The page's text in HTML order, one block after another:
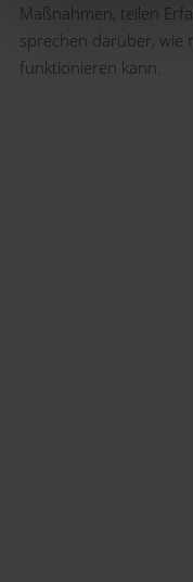
Maßnahmen, teilen
sprechen darüber, wie
funktionieren kann.